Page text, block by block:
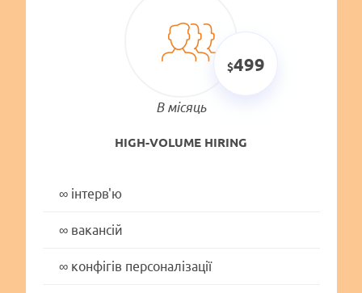
499
В місяць
HIGH-VOLUME HIRING
∞інтерв'ю
∞вакансій
∞конфігів персоналізації